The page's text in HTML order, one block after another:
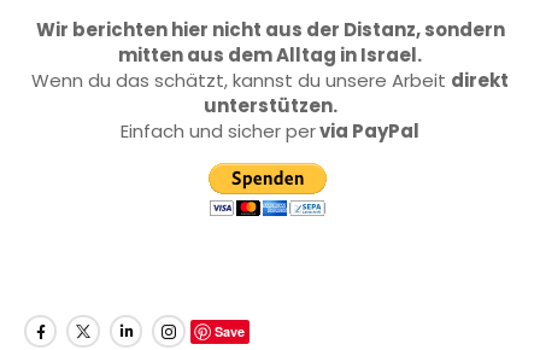
Wir berichten hier nicht aus der Distanz, sondern
mitten aus dem Alltag in Israel.
Wenn du das schätzt, kannst du unsere Arbeit direkt
unterstützen.
Einfach und sicher pervia PayPal
Save